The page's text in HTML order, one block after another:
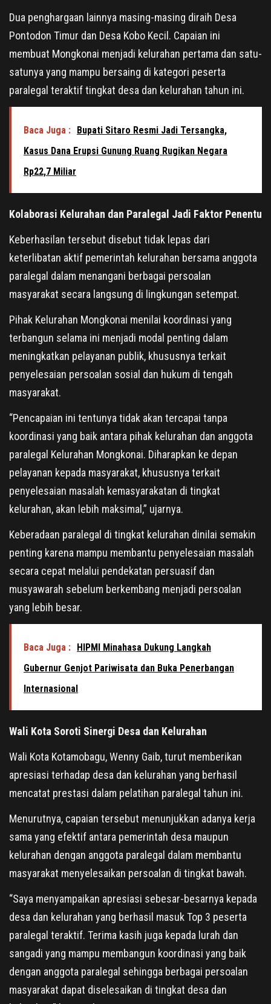
Dua penghargaan lainnya masing-masing diraih Desa
Pontodon Timur dan Desa Kobo Kecil. Capaian ini
membuat Mongkonai menjadi kelurahan pertama dan satu-
satunya yang mampu bersaing di kategori peserta
paralegal teraktif tingkat desa dan kelurahan tahun ini.
Baca Juga : Bupati Sitaro Resmi Jadi Tersangka,
Kasus Dana Erupsi Gunung Ruang Rugikan Negara
Rp22,7 Miliar
Kolaborasi Kelurahan dan Paralegal Jadi Faktor Penentu
Keberhasilan tersebut disebut tidak lepas dari
keterlibatan aktif pemerintah kelurahan bersama anggota
paralegal dalam menangani berbagai persoalan
masyarakat secara langsung di lingkungan setempat.
Pihak Kelurahan Mongkonai menilai koordinasi yang
terbangun selama ini menjadi modal penting dalam
meningkatkan pelayanan publik, khususnya terkait
penyelesaian persoalan sosial dan hukum di tengah
masyarakat.
“Pencapaian ini tentunya tidak akan tercapai tanpa
koordinasi yang baik antara pihak kelurahan dan anggota
paralegal Kelurahan Mongkonai. Diharapkan ke depan
pelayanan kepada masyarakat, khususnya terkait
penyelesaian masalah kemasyarakatan di tingkat
kelurahan, akan lebih maksimal,” ujarnya.
Keberadaan paralegal di tingkat kelurahan dinilai semakin
penting karena mampu membantu penyelesaian masalah
secara cepat melalui pendekatan persuasif dan
musyawarah sebelum berkembang menjadi persoalan
yang lebih besar.
Baca Juga : HIPMI Minahasa Dukung Langkah
Gubernur Genjot Pariwisata dan Buka Penerbangan
Internasional
Wali Kota Soroti Sinergi Desa dan Kelurahan
Wali Kota Kotamobagu, Wenny Gaib, turut memberikan
apresiasi terhadap desa dan kelurahan yang berhasil
mencatat prestasi dalam pelatihan paralegal tahun ini.
Menurutnya, capaian tersebut menunjukkan adanya kerja
sama yang efektif antara pemerintah desa maupun
kelurahan dengan anggota paralegal dalam membantu
masyarakat menyelesaikan persoalan di tingkat bawah.
“Saya menyampaikan apresiasi sebesar-besarnya kepada
desa dan kelurahan yang berhasil masuk Top 3 peserta
paralegal teraktif. Terima kasih juga kepada lurah dan
sangadi yang mampu membangun koordinasi yang baik
dengan anggota paralegal sehingga berbagai persoalan
masyarakat dapat diselesaikan di tingkat desa dan